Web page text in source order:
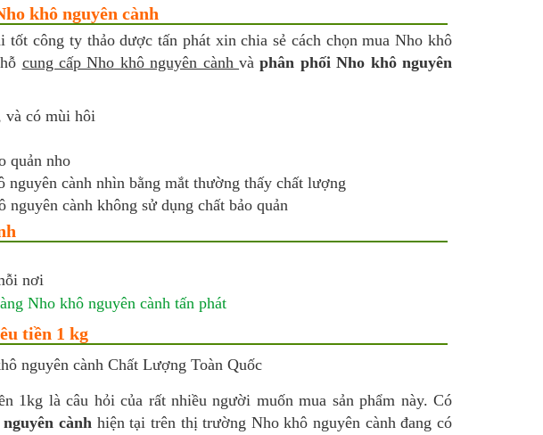
khô nguyên cành
tốt công ty thảo dược tấn phát xin chia sẻ cách chọn mua Nho khô
cung cấp Nho khô nguyên cành vàphân phối Nho khô nguyên
và có mùi hôi
quản nho
cành nhìn bằng mắt thường thấy chất lượng
nguyên cành không sử dụng chất bảo quản
nơi
tiền 1 kg
1kg là câu hỏi của rất nhiều người muốn mua sản phẩm này. Có
cành hiện tại trên thị trường Nho khô nguyên cành đang có